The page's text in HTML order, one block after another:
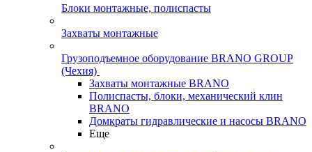
Блоки монтажные, полиспасты
Захваты монтажные
Грузоподъемное оборудование BRANO GROUP
(Чехия)
Захваты монтажные BRANO
Полиспасты, блоки, механический клин
BRANO
Домкраты гидравлические и насосы BRANO
Еще